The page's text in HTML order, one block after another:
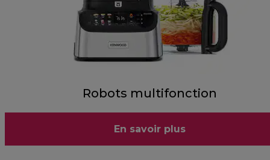
Robots multifonction
En savoir plus